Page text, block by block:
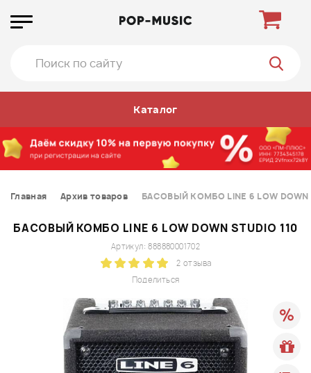
Каталог
Главная Архив товаров БАСОВЫЙ КОМБО LINE 6 LOW DOWN
БАСОВЫЙ КОМБО LINE 6 LOW DOWN STUDIO 110
Поделиться
Артикул: 888880001702
2 отзыва